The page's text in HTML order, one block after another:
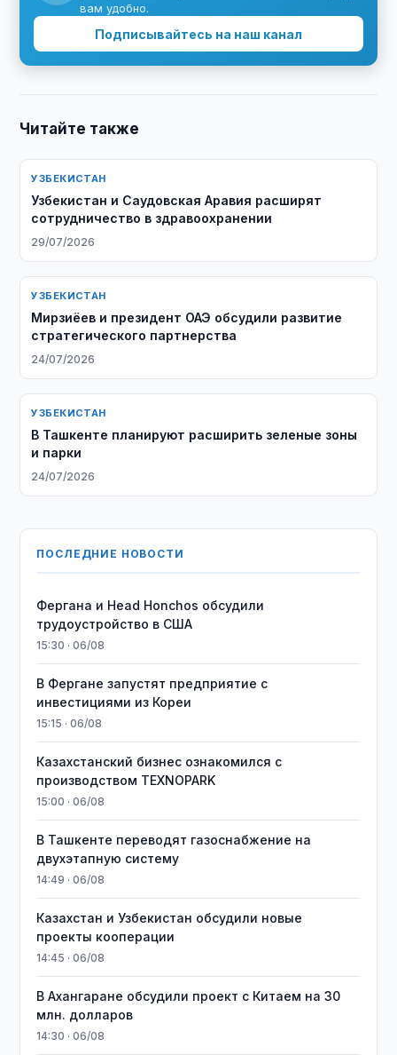
вам удобно.
Подписывайтесь на наш канал
Читайте также
УЗБЕКИСТАН
Узбекистан и Саудовская Аравия расширят
сотрудничество в здравоохранении
29/07/2026
УЗБЕКИСТАН
Мирзиёев и президент ОАЭ обсудили развитие
стратегического партнерства
24/07/2026
УЗБЕКИСТАН
В Ташкенте планируют расширить зеленые зоны
и парки
24/07/2026
ПОСЛЕДНИЕ НОВОСТИ
Фергана и Head Honchos обсудили
трудоустройство в США
15:30 · 06/08
В Фергане запустят предприятие с
инвестициями из Кореи
15:15 · 06/08
Казахстанский бизнес ознакомился с
производством TEXNOPARK
15:00 · 06/08
В Ташкенте переводят газоснабжение на
двухэтапную систему
14:49 · 06/08
Казахстан и Узбекистан обсудили новые
проекты кооперации
14:45 · 06/08
В Ахангаране обсудили проект с Китаем на 30
млн. долларов
14:30 · 06/08